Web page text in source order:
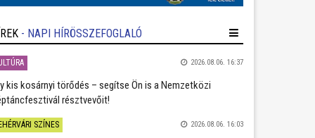
- NAPI HÍRÖSSZEFOGLALÓ
2026.08.06. 16:37
kis kosárnyi törődés – segítse Ön is a Nemzetközi
résztvevőit!
SZÍNES 2026.08.06. 16:03